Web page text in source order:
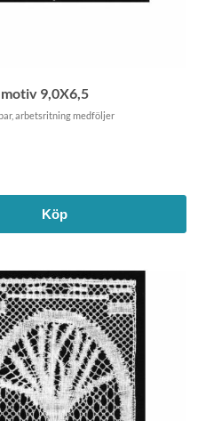
9,0X6,5
arbetsritning medföljer
Köp